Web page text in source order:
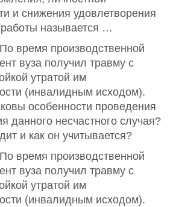
и снижения удовлетворения
называется …
время производственной
вуза получил травму с
утратой им
(инвалидным исходом).
особенности проведения
данного несчастного случая?
и как он учитывается?
время производственной
вуза получил травму с
утратой им
(инвалидным исходом).